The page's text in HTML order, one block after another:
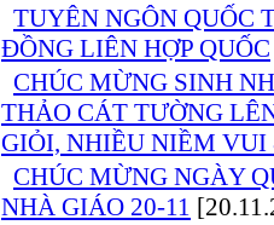
TUYÊN NGÔN QUỐC
ĐỒNG LIÊN HỢP QUỐC
CHÚC MỪNG SINH
THẢO CÁT TƯỜNG
GIỎI, NHIỀU NIỀM
CHÚC MỪNG NGÀY
NHÀ GIÁO 20-11